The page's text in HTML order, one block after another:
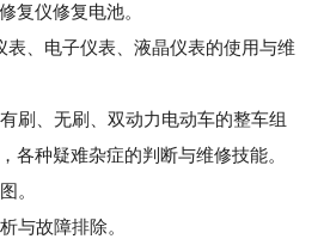
复仪修复电池。
表、电子仪表、液晶仪表的使用与维
刷、无刷、双动力电动车的整车组
各种疑难杂症的判断与维修技能。
。
与故障排除。